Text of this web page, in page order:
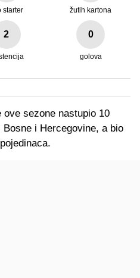
starter žutih kartona
2 0
golova
sezone nastupio 10
i Hercegovine, a bio